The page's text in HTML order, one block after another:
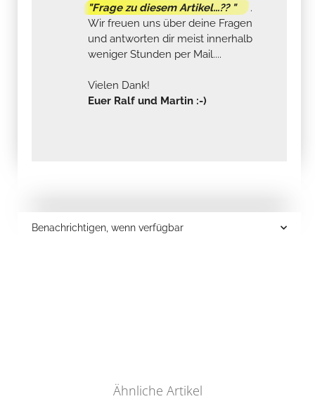
"Frage zu diesem Artikel...?? "
.
Wir freuen uns über deine Fragen
und antworten dir meist innerhalb
weniger Stunden per Mail....
Vielen Dank!
Euer Ralf und Martin :-)
Benachrichtigen, wenn verfügbar
Ähnliche Artikel